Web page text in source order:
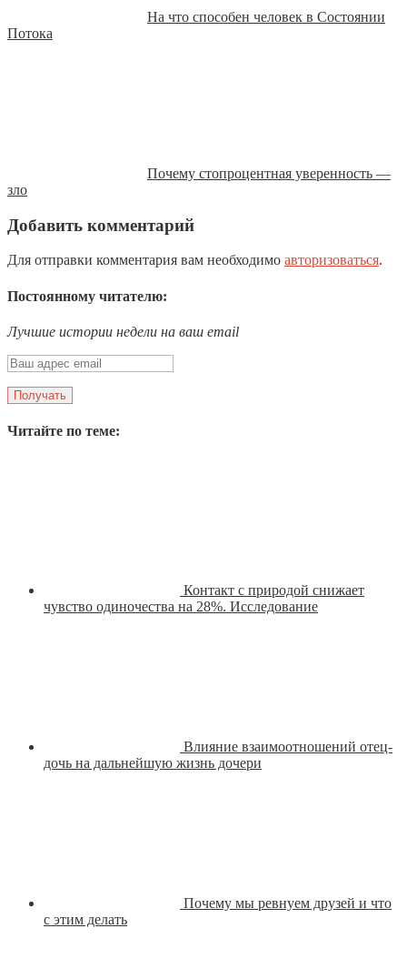
На что способен человек в Состоянии
Потока
Почему стопроцентная уверенность —
зло
Добавить комментарий
Для отправки комментария вам необходимо авторизоваться.
Постоянному читателю:
Лучшие истории недели на ваш email
Читайте по теме:
Контакт с природой снижает
чувство одиночества на 28%. Исследование
Влияние взаимоотношений отец-
дочь на дальнейшую жизнь дочери
Почему мы ревнуем друзей и что
с этим делать